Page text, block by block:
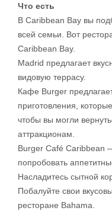
Что есть
В Caribbean Bay вы
всей семьи. Вот
Caribbean Bay.
Madrid предлагает
видовую террасу.
Кафе Burger
приготовления,
чтобы вы могли
аттракционам.
Burger Café Caribbean
попробовать
Насладитесь сытной
Побалуйте свои
ресторане Bahama.